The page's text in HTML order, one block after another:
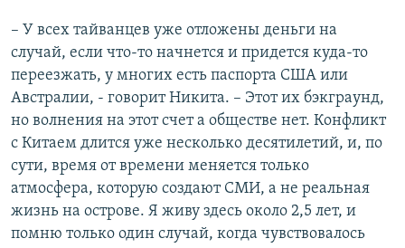
– У всех тайванцев уже отложены деньги на
случай, если что-то начнется и придется куда-то
переезжать, у многих есть паспорта США или
Австралии, - говорит Никита. – Этот их бэкграунд,
но волнения на этот счет а обществе нет. Конфликт
с Китаем длится уже несколько десятилетий, и, по
сути, время от времени меняется только
атмосфера, которую создают СМИ, а не реальная
жизнь на острове. Я живу здесь около 2,5 лет, и
помню только один случай, когда чувствовалось